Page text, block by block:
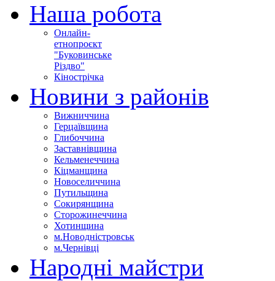
Наша робота
Онлайн-
етнопроєкт
"Буковинське
Різдво"
Кінострічка
Новини з районів
Вижниччина
Герцаївщина
Глибоччина
Заставнівщина
Кельменеччина
Кіцманщина
Новоселиччина
Путильщина
Сокирянщина
Сторожинеччина
Хотинщина
м.Новодністровськ
м.Чернівці
Народні майстри